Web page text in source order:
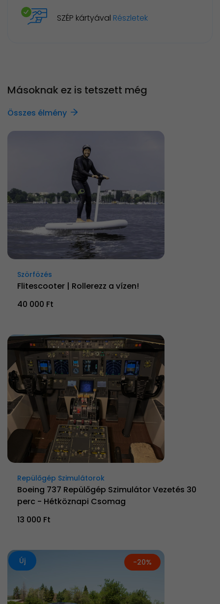
SZÉP kártyával Részletek
Másoknak ez is tetszett még
Összes élmény
Szörfözés
Flitescooter | Rollerezz a vízen!
40 000 Ft
Repülőgép Szimulátorok
Boeing 737 Repülőgép Szimulátor Vezetés 30
perc - Hétköznapi Csomag
13 000 Ft
Új -20%